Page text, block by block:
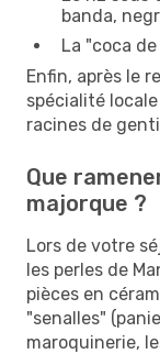
banda,
La "coca
Enfin, après le
spécialité
racines de
Que
majorque ?
Lors de votre
les perles de
pièces en
"senalles"
maroquinerie,